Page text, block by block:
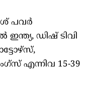
പവര്‍
ഡിഷ് ടിവി
എന്നിവ 15-39